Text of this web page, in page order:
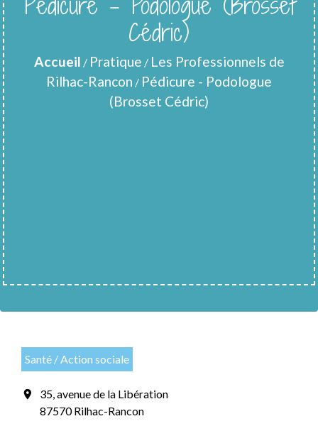
Cédric)
Accueil / Pratique / Les Professionnels de
Rilhac-Rancon / Pédicure - Podologue
(Brosset Cédric)
Santé / Action sociale
location_on
35, avenue de la Libération
87570 Rilhac-Rancon